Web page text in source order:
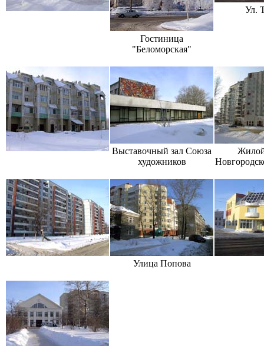
Гостиница
"Беломорская"
Ул.
Выставочный зал Союза
художников
Улица Попова